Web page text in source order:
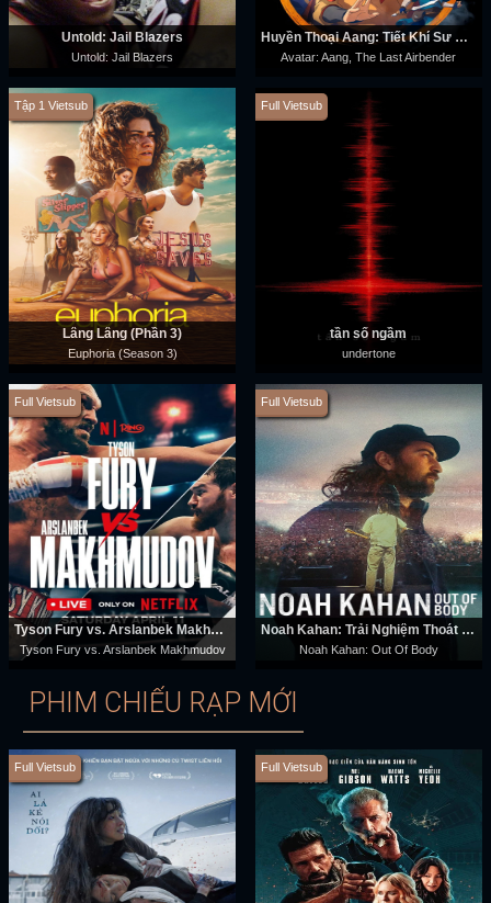
Untold: Jail Blazers
Untold: Jail Blazers
Huyền Thoại Aang: Tiết Khí Sư Cuối Cùng
Avatar: Aang, The Last Airbender
Tập 1 Vietsub
Lâng Lâng (Phần 3)
Euphoria (Season 3)
Full Vietsub
tần số ngầm
undertone
Full Vietsub
Tyson Fury vs. Arslanbek Makhmudov
Tyson Fury vs. Arslanbek Makhmudov
Full Vietsub
Noah Kahan: Trải Nghiệm Thoát Xác
Noah Kahan: Out Of Body
PHIM CHIẾU RẠP MỚI
Full Vietsub Full Vietsub